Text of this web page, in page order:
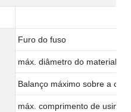
Furo do fuso
máx. diâmetro do material:
Balanço máximo sobre a
máx. comprimento de